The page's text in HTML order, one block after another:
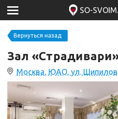
SO-
Вернуться назад
Зал
Москва, ЮАО, ул.